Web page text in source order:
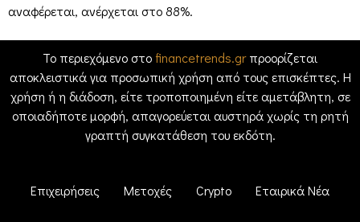
αναφέρεται, ανέρχεται στο 88%.
Το περιεχόμενο στο financetrends.grπροορίζεται
αποκλειστικά για προσωπική χρήση από τους επισκέπτες. Η
χρήση ή η διάδοση, είτε τροποποιημένη είτε αμετάβλητη, σε
οποιαδήποτε μορφή, απαγορεύεται αυστηρά χωρίς τη ρητή
γραπτή συγκατάθεση του εκδότη.
Επιχειρήσεις Μετοχές Crypto Εταιρικά Νέα